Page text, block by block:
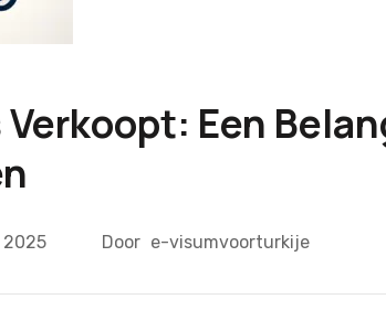
Verkoopt: Een
2025 Door e-visumvoorturkije